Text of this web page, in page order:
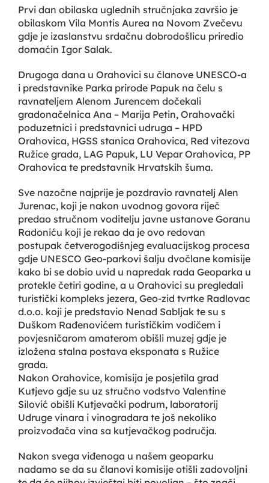
Prvi dan obilaska uglednih stručnjaka završio je
obilaskom Vila Montis Aurea na Novom Zvečevu
gdje je izaslanstvu srdačnu dobrodošlicu priredio
domaćin Igor Salak.
Drugoga dana u Orahovici su članove UNESCO-a
i predstavnike Parka prirode Papuk na čelu s
ravnateljem Alenom Jurencem dočekali
gradonačelnica Ana – Marija Petin, Orahovački
poduzetnici i predstavnici udruga – HPD
Orahovica, HGSS stanica Orahovica, Red vitezova
Ružice grada, LAG Papuk, LU Vepar Orahovica, PP
Orahovica te predstavnik Hrvatskih šuma.
Sve nazočne najprije je pozdravio ravnatelj Alen
Jurenac, koji je nakon uvodnog govora riječ
predao stručnom voditelju javne ustanove Goranu
Radoniću koji je rekao da je ovo redovan
postupak četverogodišnjeg evaluacijskog procesa
gdje UNESCO Geo-parkovi šalju dvočlane komisije
kako bi se dobio uvid u napredak rada Geoparka u
protekle četiri godine, a u Orahovici su pregledali
turistički kompleks jezera, Geo-zid tvrtke Radlovac
d.o.o. koji je predstavio Nenad Sabljak te su s
Duškom Rađenovićem turističkim vodičem i
povjesničarom amaterom obišli muzej gdje je
izložena stalna postava eksponata s Ružice
grada.
Nakon Orahovice, komisija je posjetila grad
Kutjevo gdje su uz stručno vodstvo Valentine
Silović obišli Kutjevački podrum, laboratorij
Udruge vinara i vinogradara te još nekoliko
proizvođača vina sa kutjevačkog područja.
Nakon svega viđenoga u našem geoparku
nadamo se da su članovi komisije otišli zadovoljni